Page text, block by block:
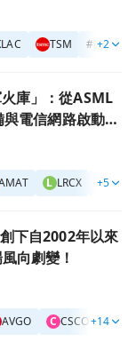
TSM # 美股
+2
到Nvidia，晶片
庫」：從ASML
電信網路啟動超
L LRCX A
+5
最糟10日表現，
下自2002年以來
向劇變！
AVGO C CSCO F
+14